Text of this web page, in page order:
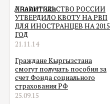
Аналитика
ПРАВИТЕЛЬСТВО РОССИИ
УТВЕРДИЛО КВОТУ НА РВП
ДЛЯ ИНОСТРАНЦЕВ НА 2015
ГОД
21.11.14
Граждане Кыргызстана
смогут получать пособия за
счет Фонда социального
страхования РФ
25.09.15